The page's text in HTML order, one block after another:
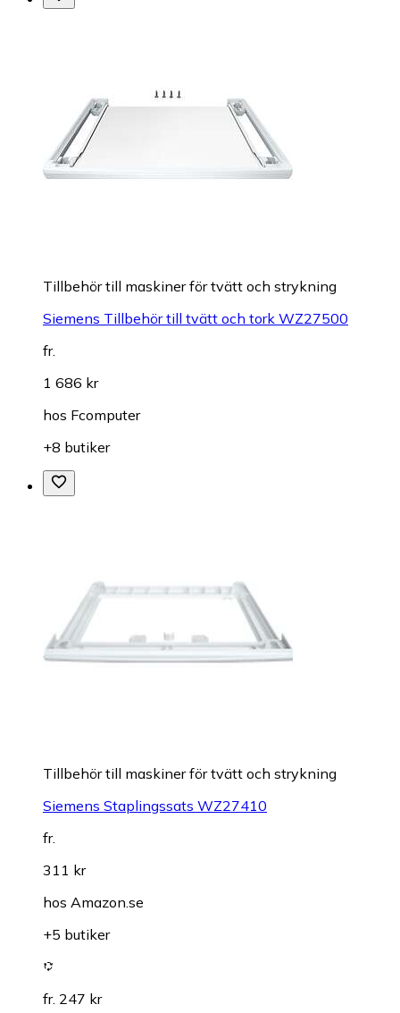
Tillbehör till maskiner för tvätt och strykning
Siemens Tillbehör till tvätt och tork WZ27500
fr.
1 686 kr
hos Fcomputer
+8 butiker
Tillbehör till maskiner för tvätt och strykning
Siemens Staplingssats WZ27410
fr.
311 kr
hos Amazon.se
+5 butiker
fr. 247 kr